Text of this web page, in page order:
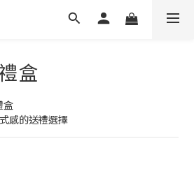
盒
盒
感的送禮選擇